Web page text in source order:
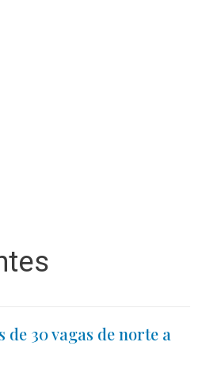
de 30 vagas de norte a